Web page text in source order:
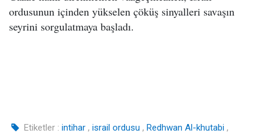
ordusunun içinden yükselen çöküş sinyalleri savaşın
seyrini sorgulatmaya başladı.
Etiketler : intihar , israil ordusu , Redhwan Al-khutabi ,